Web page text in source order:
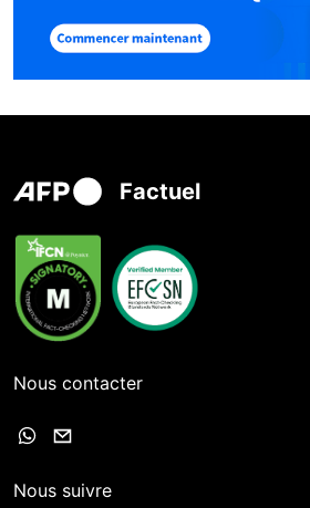
Factuel
Nous contacter
Nous suivre